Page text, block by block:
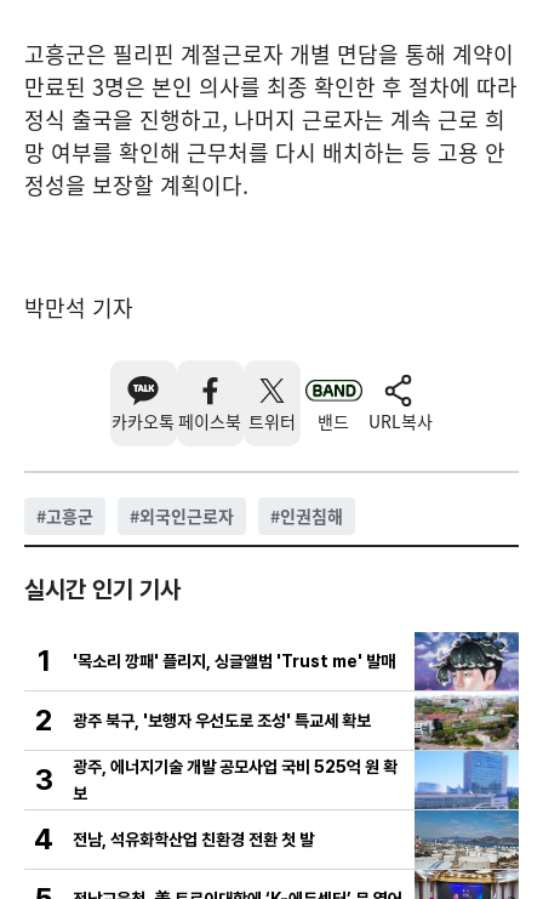
고흥군은 필리핀 계절근로자 개별 면담을 통해 계약이
만료된 3명은 본인 의사를 최종 확인한 후 절차에 따라
정식 출국을 진행하고, 나머지 근로자는 계속 근로 희
망 여부를 확인해 근무처를 다시 배치하는 등 고용 안
정성을 보장할 계획이다.
박만석 기자
카카오톡 페이스북 트위터 밴드 URL복사
#고흥군 #외국인근로자 #인권침해
실시간 인기 기사
1 '목소리 깡패' 플리지, 싱글앨범 'Trust me' 발매
2 광주 북구, '보행자 우선도로 조성' 특교세 확보
3
광주, 에너지기술 개발 공모사업 국비 525억 원 확
보
4 전남, 석유화학산업 친환경 전환 첫 발